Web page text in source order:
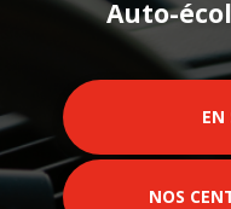
Auto-
EN
NOS